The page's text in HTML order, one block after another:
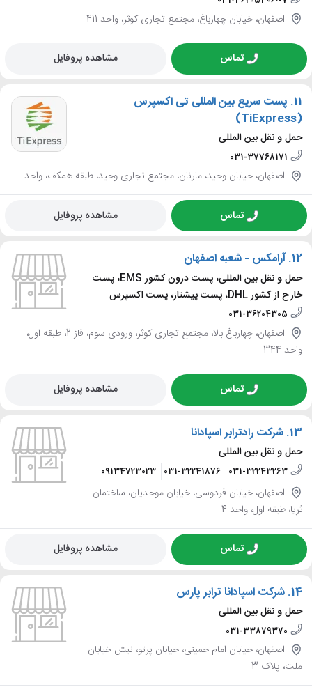
اصفهان، خیابان چهارباغ، مجتمع تجاری کوثر، واحد 411
تماس مشاهده پروفایل
11. پست سریع بین المللی تی اکسپرس
(TiExpress)
حمل و نقل بین المللی
031-37768171
اصفهان، خیابان وحید، مارنان، مجتمع تجاری وحید، طبقه همکف، واحد
تماس مشاهده پروفایل
12. آرامکس - شعبه اصفهان
حمل و نقل بین المللی، پست درون کشور EMS، پست
خارج از کشور DHL، پست پیشتاز، پست اکسپرس
031-36204305
اصفهان، چهارباغ بالا، مجتمع تجاری کوثر، ورودی سوم، فاز 2، طبقه اول،
واحد 344
تماس مشاهده پروفایل
13. شرکت رادترابر اسپادانا
حمل و نقل بین المللی
031-32243263
031-32241876
09134723023
اصفهان، خیابان فردوسی، خیابان موحدیان، ساختمان
ثریا، طبقه اول، واحد 4
تماس مشاهده پروفایل
14. شرکت اسپادانا ترابر پارس
حمل و نقل بین المللی
031-33879370
اصفهان، خیابان امام خمینی، خیابان پرتو، نبش خیابان
ملت، پلاک 3